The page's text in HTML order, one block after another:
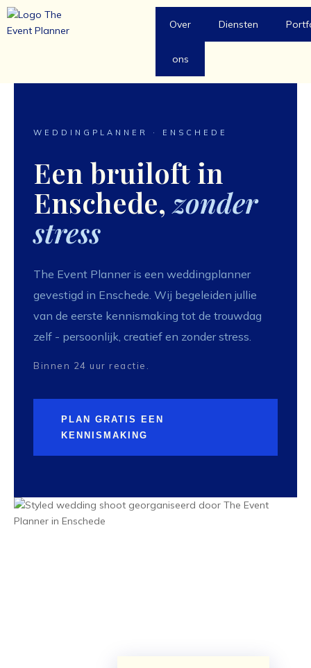
Ga
Over
ons
Diensten
WEDDINGPLANNER · ENSCHEDE
Een bruiloft in
Enschede,zonder
stress
The Event Planner is een weddingplanner
gevestigd in Enschede. Wij begeleiden jullie
van de eerste kennismaking tot de trouwdag
zelf - persoonlijk, creatief en zonder stress.
Binnen 24 uur reactie.
PLAN GRATIS EEN
KENNISMAKING